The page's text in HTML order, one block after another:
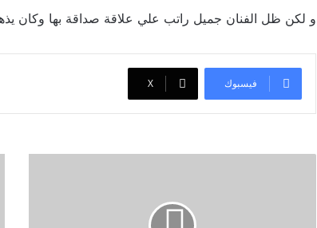
و لكن ظل الفنان جميل راتب علي علاقة صداقة بها وكان
فيسبوك ‫X